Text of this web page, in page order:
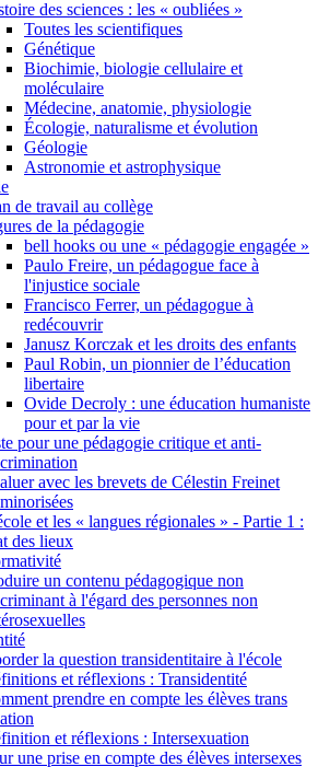
des sciences : les « oubliées »
Toutes les scientifiques
Génétique
Biochimie, biologie cellulaire et
moléculaire
Médecine, anatomie, physiologie
Écologie, naturalisme et évolution
Géologie
Astronomie et astrophysique
de travail au collège
de la pédagogie
bell hooks ou une « pédagogie engagée »
Paulo Freire, un pédagogue face à
l'injustice sociale
Francisco Ferrer, un pédagogue à
redécouvrir
Janusz Korczak et les droits des enfants
Paul Robin, un pionnier de l’éducation
libertaire
Ovide Decroly : une éducation humaniste
pour et par la vie
pour une pédagogie critique et anti-
avec les brevets de Célestin Freinet
et les « langues régionales » - Partie 1 :
des lieux
un contenu pédagogique non
à l'égard des personnes non
la question transidentitaire à l'école
et réflexions : Transidentité
prendre en compte les élèves trans
et réflexions : Intersexuation
une prise en compte des élèves intersexes